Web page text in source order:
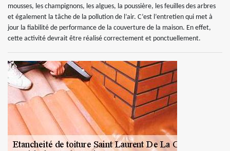
mousses, les champignons, les algues, la poussière, les feuilles des arbres
et également la tâche de la pollution de l’air. C’est l’entretien qui met à
jour la fiabilité de performance de la couverture de la maison. En effet,
cette activité devrait être réalisé correctement et ponctuellement.